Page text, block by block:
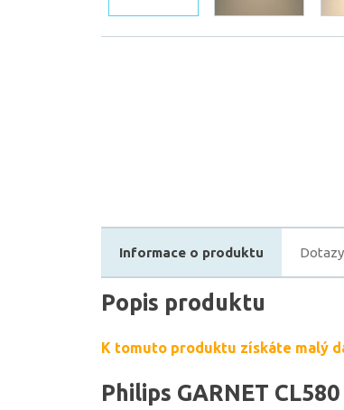
Informace o produktu
Popis produktu
K tomuto produktu získáte malý
Philips GARNET